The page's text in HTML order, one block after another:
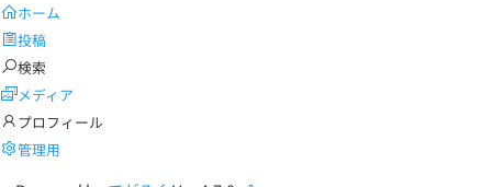
ホーム
投稿
検索
メディア
プロフィール
管理用